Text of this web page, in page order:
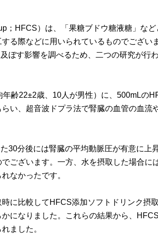
；HFCS）は、「果糖ブドウ糖液糖」など
る際などに用いられているものでござい
ぼす影響を調べるため、二つの研究が行
齢22±2歳、10人が男性）に、500mLの
い、超音波ドプラ法で腎臓の血管の血流
分後には腎臓の平均動脈圧が有意に上昇
ございます。一方、水を摂取した場合に
なかったです。
に比較してHFCS添加ソフトドリンク摂
になりました。これらの結果から、
ました。